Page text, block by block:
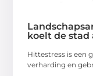
koelt de stad
Hittestress is een
verharding en